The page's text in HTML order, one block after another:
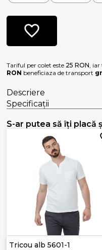
Tariful per colet este 25 RON, iar
RON beneficiaza de transport
Descriere
Specificații
S-ar putea să îți placă
Tricou alb 5601-1